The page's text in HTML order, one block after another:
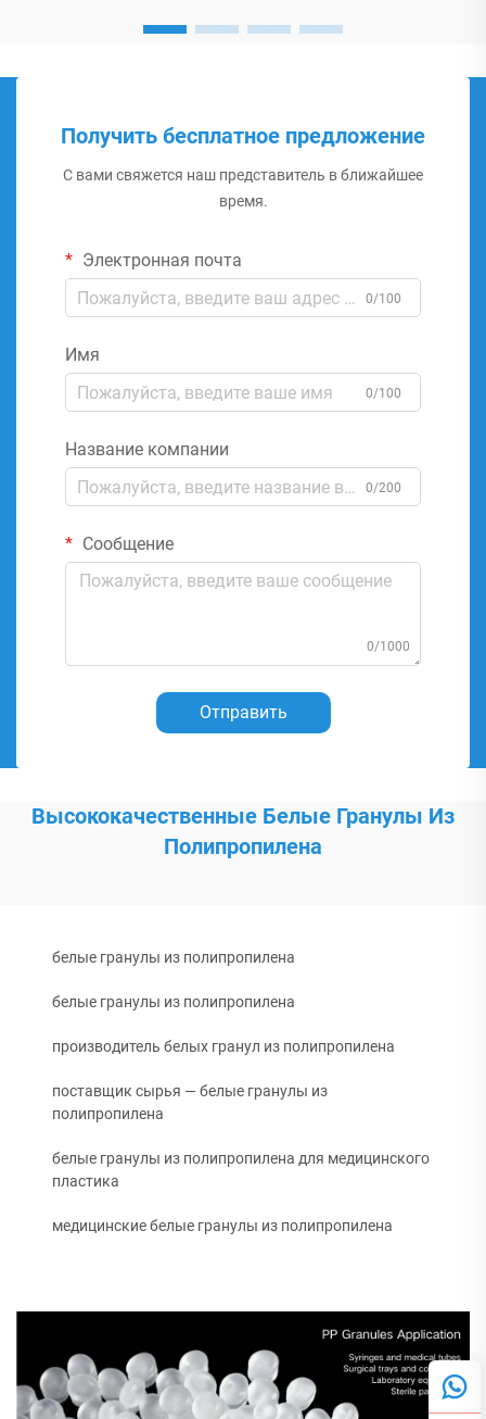
Получить бесплатное предложение
С вами свяжется наш представитель в ближайшее
время.
Электронная почта
0/100
Имя
0/100
Название компании
0/200
Сообщение
0/1000
Отправить
Высококачественные Белые Гранулы Из
Полипропилена
белые гранулы из полипропилена
белые гранулы из полипропилена
производитель белых гранул из полипропилена
поставщик сырья — белые гранулы из
полипропилена
белые гранулы из полипропилена для медицинского
пластика
медицинские белые гранулы из полипропилена